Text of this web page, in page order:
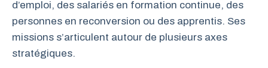
d’emploi, des salariés en formation continue, des
personnes en reconversion ou des apprentis. Ses
missions s’articulent autour de plusieurs axes
stratégiques.